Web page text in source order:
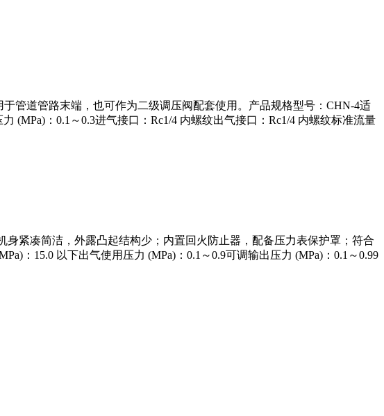
管道管路末端，也可作为二级调压阀配套使用。产品规格型号：CHN-4适
(MPa)：0.1～0.3进气接口：Rc1/4 内螺纹出气接口：Rc1/4 内螺纹标准流量
紧凑简洁，外露凸起结构少；内置回火防止器，配备压力表保护罩；符合
：15.0 以下出气使用压力 (MPa)：0.1～0.9可调输出压力 (MPa)：0.1～0.99